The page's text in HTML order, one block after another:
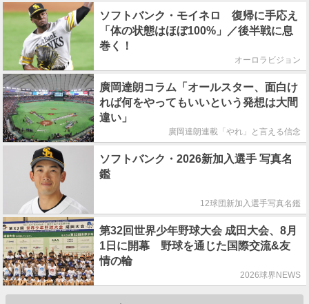
ソフトバンク・モイネロ 復帰に手応え
「体の状態はほぼ100%」／後半戦に息
巻く！
オーロラビジョン
廣岡達朗コラム「オールスター、面白け
れば何をやってもいいという発想は大間
違い」
廣岡達朗連載「やれ」と言える信念
ソフトバンク・2026新加入選手 写真名
鑑
12球団新加入選手写真名鑑
第32回世界少年野球大会 成田大会、8月
1日に開幕 野球を通じた国際交流&友
情の輪
2026球界NEWS